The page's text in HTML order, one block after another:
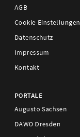
AGB
Cookie-Einstellungen
Datenschutz
Impressum
Kontakt
PORTALE
Augusto Sachsen
DAWO Dresden